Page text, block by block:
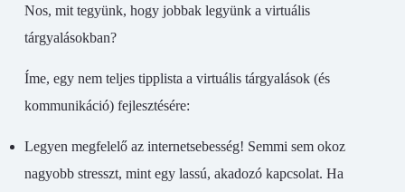
Nos, mit tegyünk, hogy jobbak legyünk a virtuális
tárgyalásokban?
Íme, egy nem teljes tipplista a virtuális tárgyalások (és
kommunikáció) fejlesztésére:
Legyen megfelelő az internetsebesség! Semmi sem okoz
nagyobb stresszt, mint egy lassú, akadozó kapcsolat. Ha